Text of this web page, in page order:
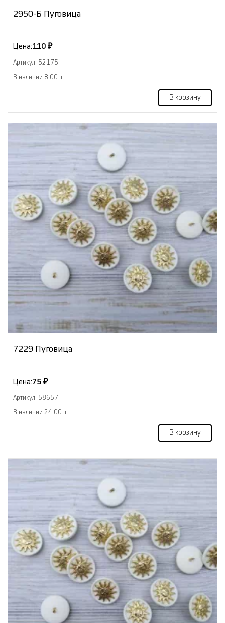
2950-Б Пуговица
Цена:110 ₽
Артикул: 52175
В наличии 8.00 шт
В корзину
7229 Пуговица
Цена:75 ₽
Артикул: 58657
В наличии 24.00 шт
В корзину